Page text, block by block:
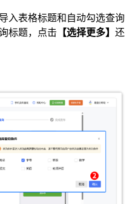
入表格标题和自动勾选查询
标题，点击 【选择更多】 还